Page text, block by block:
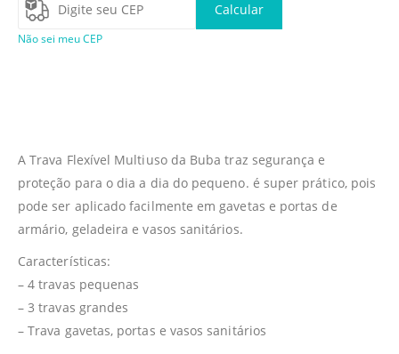
Calcular
Não sei meu CEP
A Trava Flexível Multiuso da Buba traz segurança e
proteção para o dia a dia do pequeno. é super prático, pois
pode ser aplicado facilmente em gavetas e portas de
armário, geladeira e vasos sanitários.
Características:
– 4 travas pequenas
– 3 travas grandes
– Trava gavetas, portas e vasos sanitários